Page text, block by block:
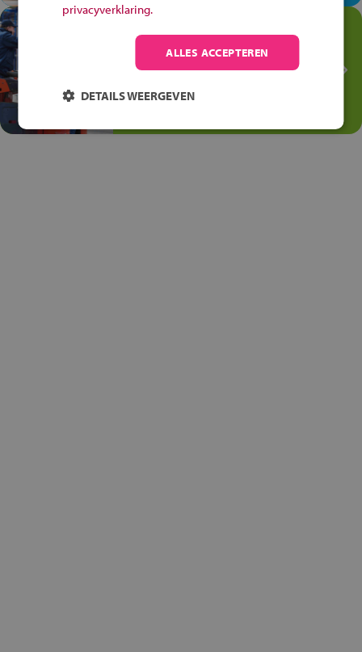
Transport en Logistiek
Kies voor vmbo Transport en
logistiek: daar kun je mee
privacyverklaring.
ALLES ACCEPTEREN
DETAILS WEERGEVEN